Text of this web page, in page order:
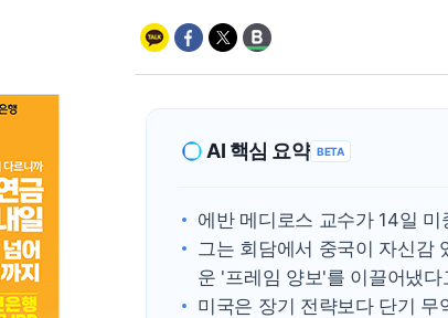
AI 핵심 요약 BETA
에반 메디로스 교수가 14일
그는 회담에서 중국이 자신감
운 '프레임 양보'를 이끌어냈다
미국은 장기 전략보다 단기